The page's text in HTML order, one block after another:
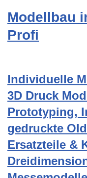
Modellbau
Profi
Individuelle
3D Druck
Prototyping,
gedruckte
Ersatzteile &